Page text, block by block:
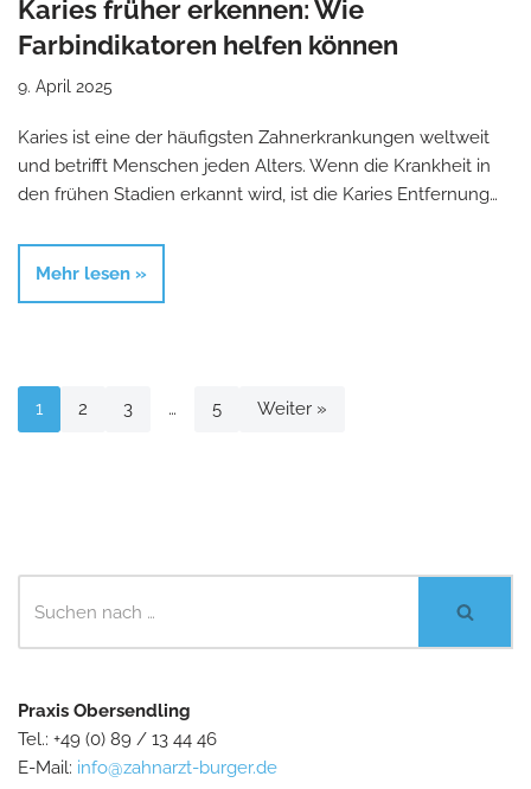
Karies früher erkennen: Wie
Farbindikatoren helfen können
9. April 2025
Karies ist eine der häufigsten Zahnerkrankungen weltweit
und betrifft Menschen jeden Alters. Wenn die Krankheit in
den frühen Stadien erkannt wird, ist die Karies Entfernung…
Mehr lesen »
1 2 3 … 5 Weiter »
Praxis Obersendling
Tel.: +49 (0) 89 / 13 44 46
E-Mail: info@zahnarzt-burger.de